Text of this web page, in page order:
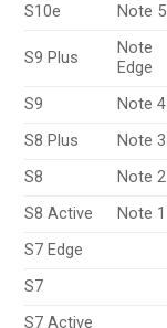
S10e
Note 5
S9 Plus
Note
Edge
S9 Note 4
S8 Plus
Note 3
S8
Note 2
S8 Active
Note 1
S7 Edge
S7
S7 Active